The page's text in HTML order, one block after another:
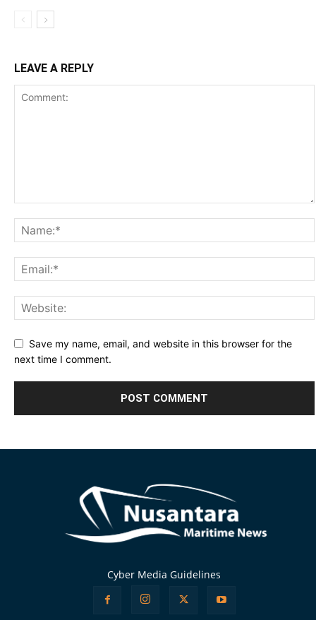
LEAVE A REPLY
Save my name, email, and website in this browser for the
next time I comment.
Cyber Media Guidelines